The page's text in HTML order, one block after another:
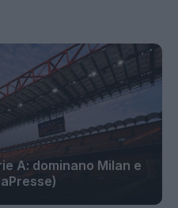
A: dominano Milan e